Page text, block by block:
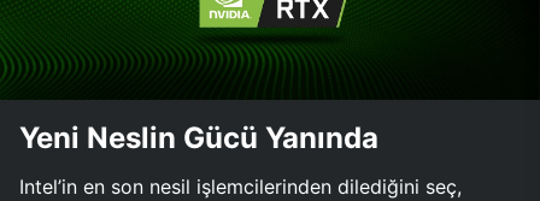
Yeni Neslin Gücü Yanında
Intel’in en son nesil işlemcilerinden dilediğini seç,